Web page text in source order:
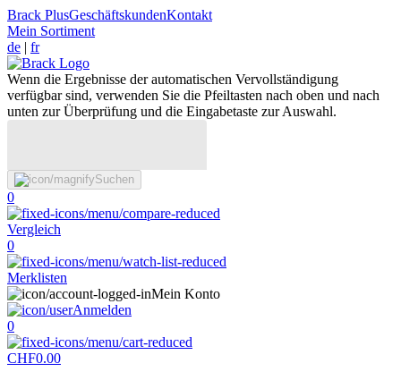
Brack PlusGeschäftskundenKontakt
Mein Sortiment
de | fr
Wenn die Ergebnisse der automatischen Vervollständigung
verfügbar sind, verwenden Sie die Pfeiltasten nach oben und nach
unten zur Überprüfung und die Eingabetaste zur Auswahl.
Suchen
0
Vergleich
0
Merklisten
Mein Konto
Anmelden
0
CHF0.00